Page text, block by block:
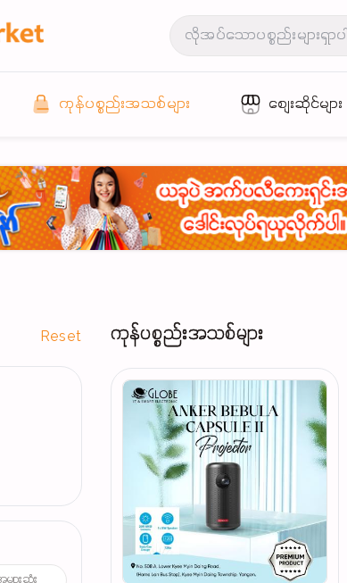
ကုန်ပစ္စည်းအသစ်များ စျေးဆိုင်များ
Reset ကုန်ပစ္စည်းအသစ်များ